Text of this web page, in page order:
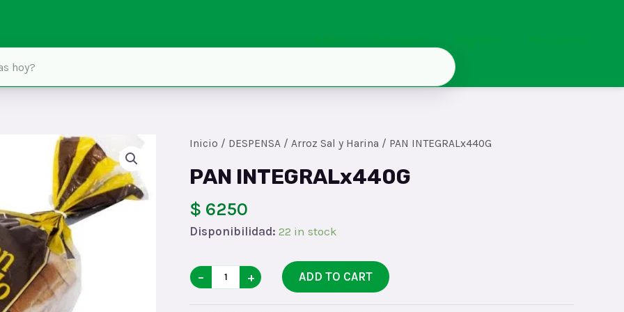
Inicio / DESPENSA / Arroz Sal y Harina / PAN INTEGRALx440G
PAN INTEGRALx440G
$ 6250
Disponibilidad: 22 in stock
PAN
INTEGRALx440G
− + ADD TO CART